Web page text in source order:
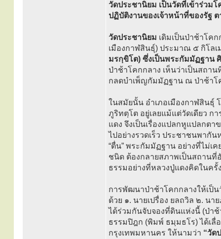
วัดประชานิยม เป็นวัดที่เข้าร่วม
ปฏิบัติงานของเจ้าหน้าที่ของรัฐ
วัดประชานิยม เดิมเป็นป่าช้าโค
เมืองกาฬสินธุ์) ประมาณ ๕ กิโล
มรกฺขิโต) ซึ่งเป็นพระกัมมัฏฐาน
ป่าช้าโคกกลาง เห็นว่าเป็นสถา
กลดบำเพ็ญกัมมัฏฐาน ณ ป่าช้าโ
ในสมัยนั้น อำเภอเมืองกาฬสินธุ์
ภูริทตฺโต อยู่เลยแม้แต่วัดเดียว
แดง จึงเป็นเรื่องแปลกหูแปลกต
ไปอย่างรวดเร็ว ประชาชนพากั
“ตื่น” พระกัมมัฏฐาน อย่างที่ไม่
ชนิด ต้องกลายสภาพเป็นสถานที่
ธรรมอย่างที่หลวงปู่แดงคิดในครั้
การพัฒนาป่าช้าโคกกลางให้เป็
ด้วย ๑. นายเปรื่อง ยลถวิล ๒. น
ได้ร่วมกันจับจองที่ดินแห่งนี้ (ป่าช้
ธรรมปิฎก (พิมพ์ ธมฺมธโร) ได้เลื่
กรุงเทพมหานคร ให้นามว่า “วัด